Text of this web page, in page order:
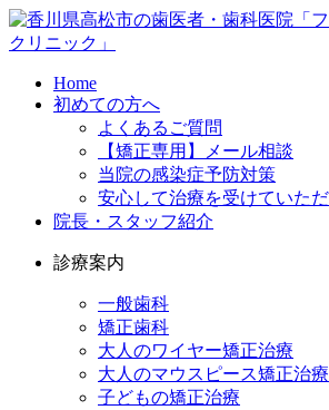
Home
初めての方へ
よくあるご質問
【矯正専用】メール相談
当院の感染症予防対策
安心して治療を受けていた
院長・スタッフ紹介
診療案内
一般歯科
矯正歯科
大人のワイヤー矯正治療
大人のマウスピース矯正治療
子どもの矯正治療